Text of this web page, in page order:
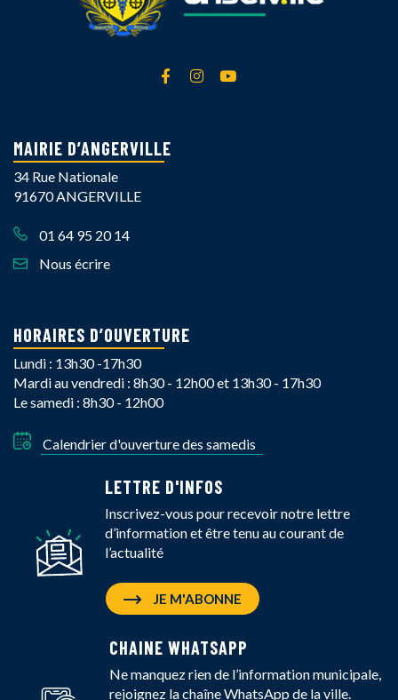
Lien vers le compte Facebook
Lien vers le compte
MAIRIE D’ANGERVILLE
34 Rue Nationale
91670 ANGERVILLE
01 64 95 20 14
Nous écrire
HORAIRES D’OUVERTURE
Lundi : 13h30 -17h30
Mardi au vendredi : 8h30 - 12h00 et 13h30 - 17h30
Le samedi : 8h30 - 12h00
Calendrier d'ouverture des samedis
LETTRE D'INFOS
Inscrivez-vous pour recevoir notre lettre
d’information et être tenu au courant de
l’actualité
JE M'ABONNE
CHAINE WHATSAPP
Ne manquez rien de l’information municipale,
rejoignez la chaîne WhatsApp de la ville.